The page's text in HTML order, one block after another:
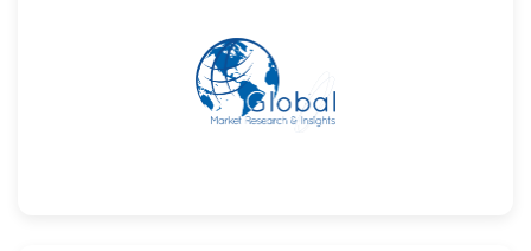
Confira